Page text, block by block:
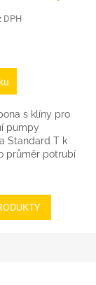
DPH
s klíny pro
pumpy
Standard T k
průměr potrubí